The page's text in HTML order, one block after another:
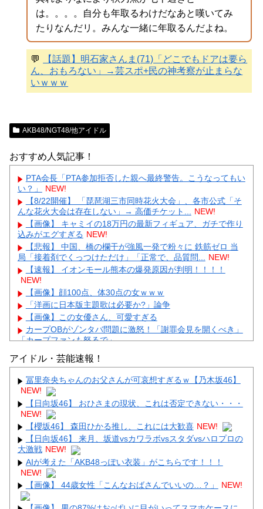
は。。。。自分も年取るわけだなあと嘆いてみ
たりなんだリ。みんな一緒に年取るんだよね。
💬
【話題】明石家さんま(71)「どこでもドアは要ら
ん、おもろない」→芸スポ+民の神考察が止まらな
いｗｗｗ
AKB48/NGT48/他アイドル
おすすめ人気記事！
PTA会長「PTA参加拒否した親へ最終警告。こうなってもい
い？」
NEW!
【8/22開催】 「琵琶湖三市同時花火大会」、各市公式「そ
んな花火大会は存在しない」→ 高価チケット... NEW!
【画像】 キャミイの18万円の最新フィギュア、ガチで作り
込みがエグすぎる NEW!
【悲報】 中国、橋の欄干が強風一発で粉々に 鉄筋ゼロ 当
局「接着剤でくっつけただけ」「正常で、品質問... NEW!
【速報】 イオンモール熊本の爆発原因が判明！！！！
NEW!
【画像】顔100点、体30点の女ｗｗｗ
「洋画に日本版主題歌は必要か?」論争
【画像】この女優さん、可愛すぎる
カープOBがゾンタバ問題に激怒！「謝罪会見を開くべき」
「カープファンも怒るで」
【画像】顔100点、体30点の女ｗｗｗ
Powered by livedoor 相互RSS
アイドル・芸能速報！
冨里奈央ちゃんのお父さんが可哀想すぎるｗ【乃木坂46】
NEW!
【日向坂46】 おひさまの現状、これは否定できない・・・
NEW!
【櫻坂46】 森田ひかる推し、これには大歓喜 NEW!
【日向坂46】 来月、坂道vsカワラボvsスタダvsハロプロの
大激戦 NEW!
AIが考えた「AKB48っぽい衣装」がこちらです！！！
NEW!
【画像】 44歳女性「こんなおばさんでいいの…？」
NEW!